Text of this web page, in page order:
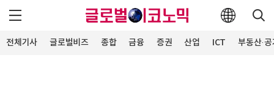
전체기사 글로벌비즈 종합 금융 증권 산업 ICT 부동산·